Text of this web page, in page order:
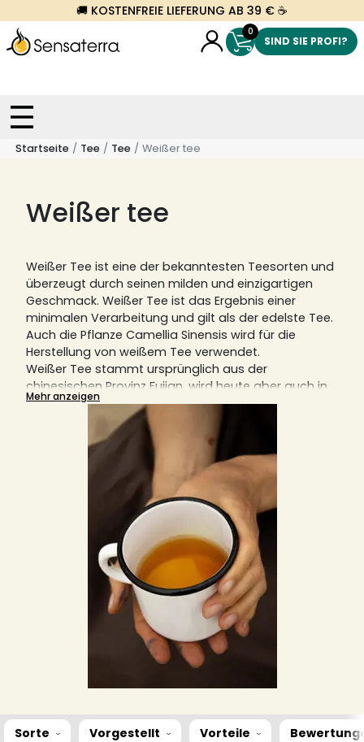
🚚 KOSTENFREIE LIEFERUNG AB 39 € ☕
0
SIND SIE PROFI?
Startseite Tee Tee Weißer tee
Weißer tee
Weißer Tee ist eine der bekanntesten Teesorten und
überzeugt durch seinen milden und einzigartigen
Geschmack. Weißer Tee ist das Ergebnis einer
minimalen Verarbeitung und gilt als der edelste Tee.
Auch die Pflanze Camellia Sinensis wird für die
Herstellung von weißem Tee verwendet.
Weißer Tee stammt ursprünglich aus der
chinesischen Provinz Fujian, wird heute aber auch in
anderen Regionen angebaut.
Er bietet aufgrund der enthaltenen Gerbstoffe,
Katechine und Theophyllin einige gesundheitliche
Dieser Tee muss wie grüner Tee zubereitet werden
und darf nicht mit kochendem Wasser übergossen
werden. Eine Temperatur zwischen 70 und 80 Grad
ist optimal und der Tee sollte etwa 5 Minuten lang
Entdecken Sie hier die Auswahl an weißem Tee bei
Sensaterra und erfahren Sie in diesem Artikel alle
Informationen, die Sie über weißen Tee, wie das
Produkt hergestellt wird und seine Wirkung wissen
Mehr anzeigen
Sorte Vorgestellt Vorteile